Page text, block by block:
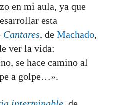
en mi aula, ya que
esta
Cantares, de Machado,
ver la vida:
se hace camino al
a golpe…».